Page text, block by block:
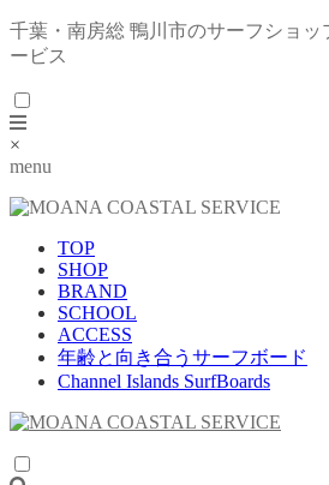
千葉・南房総 鴨川市のサーフショッ
ービス
×
menu
TOP
SHOP
BRAND
SCHOOL
ACCESS
年齢と向き合うサーフボード
Channel Islands SurfBoards